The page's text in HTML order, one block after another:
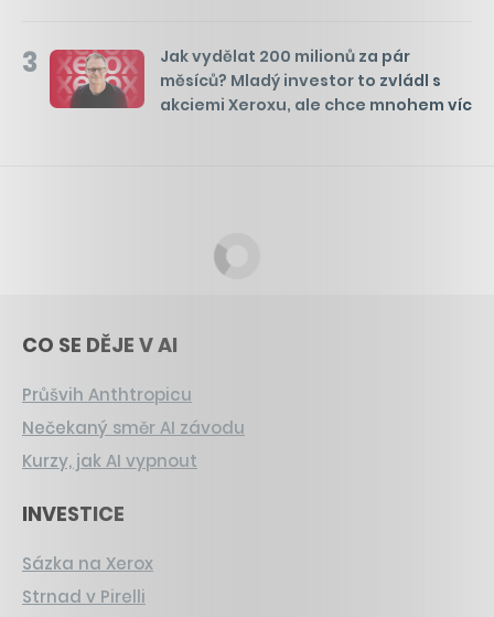
3
Jak vydělat 200 milionů za pár
měsíců? Mladý investor to zvládl s
akciemi Xeroxu, ale chce mnohem víc
CO SE DĚJE V AI
Průšvih Anthtropicu
Nečekaný směr AI závodu
Kurzy, jak AI vypnout
INVESTICE
Sázka na Xerox
Strnad v Pirelli